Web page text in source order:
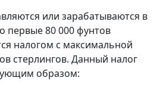
или зарабатываются в
первые 80 000 фунтов
налогом с максимальной
стерлингов. Данный налог
образом: